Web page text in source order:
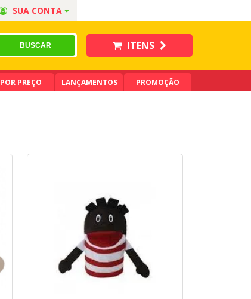
SUA CONTA
ITENS
POR PREÇO LANÇAMENTOS PROMOÇÃO